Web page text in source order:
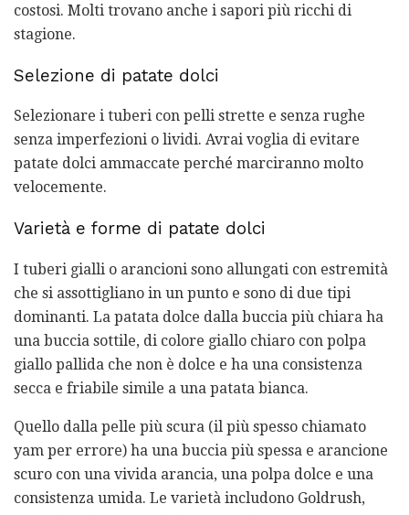
costosi. Molti trovano anche i sapori più ricchi di
stagione.
Selezione di patate dolci
Selezionare i tuberi con pelli strette e senza rughe
senza imperfezioni o lividi. Avrai voglia di evitare
patate dolci ammaccate perché marciranno molto
velocemente.
Varietà e forme di patate dolci
I tuberi gialli o arancioni sono allungati con estremità
che si assottigliano in un punto e sono di due tipi
dominanti. La patata dolce dalla buccia più chiara ha
una buccia sottile, di colore giallo chiaro con polpa
giallo pallida che non è dolce e ha una consistenza
secca e friabile simile a una patata bianca.
Quello dalla pelle più scura (il più spesso chiamato
yam per errore) ha una buccia più spessa e arancione
scuro con una vivida arancia, una polpa dolce e una
consistenza umida. Le varietà includono Goldrush,